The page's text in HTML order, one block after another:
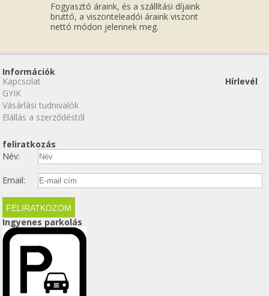
Fogyasztó áraink, és a szállítási díjaink
bruttó, a viszonteleadói áraink viszont
nettó módon jelennek meg.
Információk
Kapcsolat
GYIK
Vásárlási tudnivalók
Elállás a szerződéstől
Hírlevél
feliratkozás
Név:
Email:
Ingyenes parkolás